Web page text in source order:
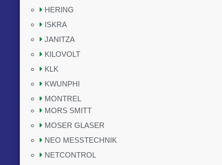
HERING
ISKRA
JANITZA
KILOVOLT
KLK
KWUNPHI
MONTREL
MORS SMITT
MOSER GLASER
NEO MESSTECHNIK
NETCONTROL